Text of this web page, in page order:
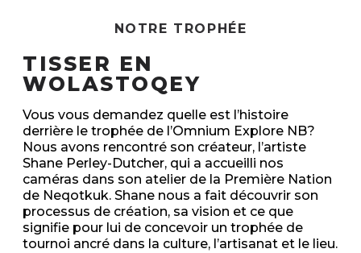
NOTRE TROPHÉE
TISSER EN
WOLASTOQEY
Vous vous demandez quelle est l’histoire
derrière le trophée de l’Omnium Explore NB?
Nous avons rencontré son créateur, l’artiste
Shane Perley-Dutcher, qui a accueilli nos
caméras dans son atelier de la Première Nation
de Neqotkuk. Shane nous a fait découvrir son
processus de création, sa vision et ce que
signifie pour lui de concevoir un trophée de
tournoi ancré dans la culture, l’artisanat et le lieu.